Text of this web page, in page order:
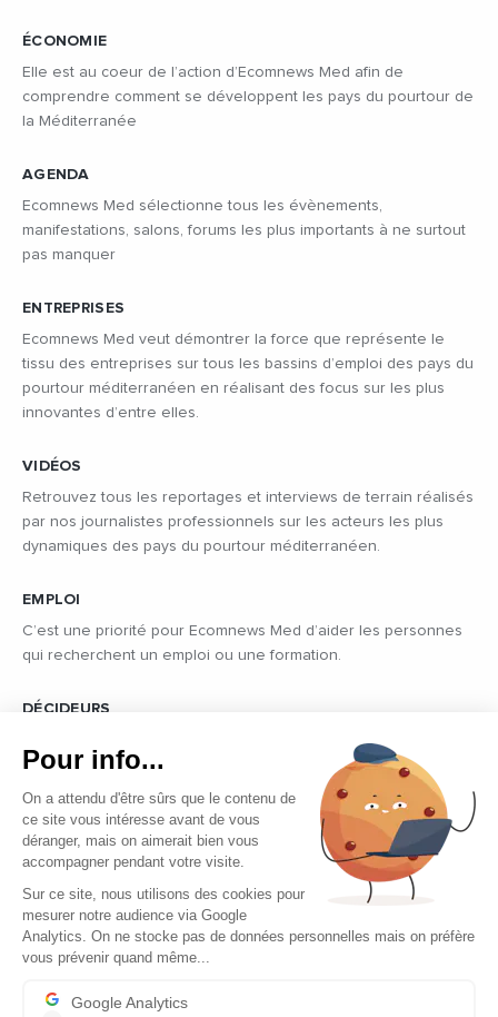
ÉCONOMIE
Elle est au coeur de l’action d’Ecomnews Med afin de
comprendre comment se développent les pays du pourtour de
la Méditerranée
AGENDA
Ecomnews Med sélectionne tous les évènements,
manifestations, salons, forums les plus importants à ne surtout
pas manquer
ENTREPRISES
Ecomnews Med veut démontrer la force que représente le
tissu des entreprises sur tous les bassins d’emploi des pays du
pourtour méditerranéen en réalisant des focus sur les plus
innovantes d’entre elles.
VIDÉOS
Retrouvez tous les reportages et interviews de terrain réalisés
par nos journalistes professionnels sur les acteurs les plus
dynamiques des pays du pourtour méditerranéen.
EMPLOI
C’est une priorité pour Ecomnews Med d’aider les personnes
qui recherchent un emploi ou une formation.
DÉCIDEURS
Quels sont les décideurs qui font l’actualité économique et
politique des pays du pourtour de la Méditerranée.
Copyright © 2026 - Tous droits réservés
Qui sommes-nous ?
Contact
Pour info...
On a attendu d'être sûrs que le contenu de
ce site vous intéresse avant de vous
déranger, mais on aimerait bien vous
accompagner pendant votre visite.
Sur ce site, nous utilisons des cookies pour
mesurer notre audience via Google
Analytics. On ne stocke pas de données personnelles mais on préfère
vous prévenir quand même...
Google Analytics